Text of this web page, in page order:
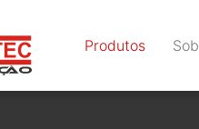
Produtos